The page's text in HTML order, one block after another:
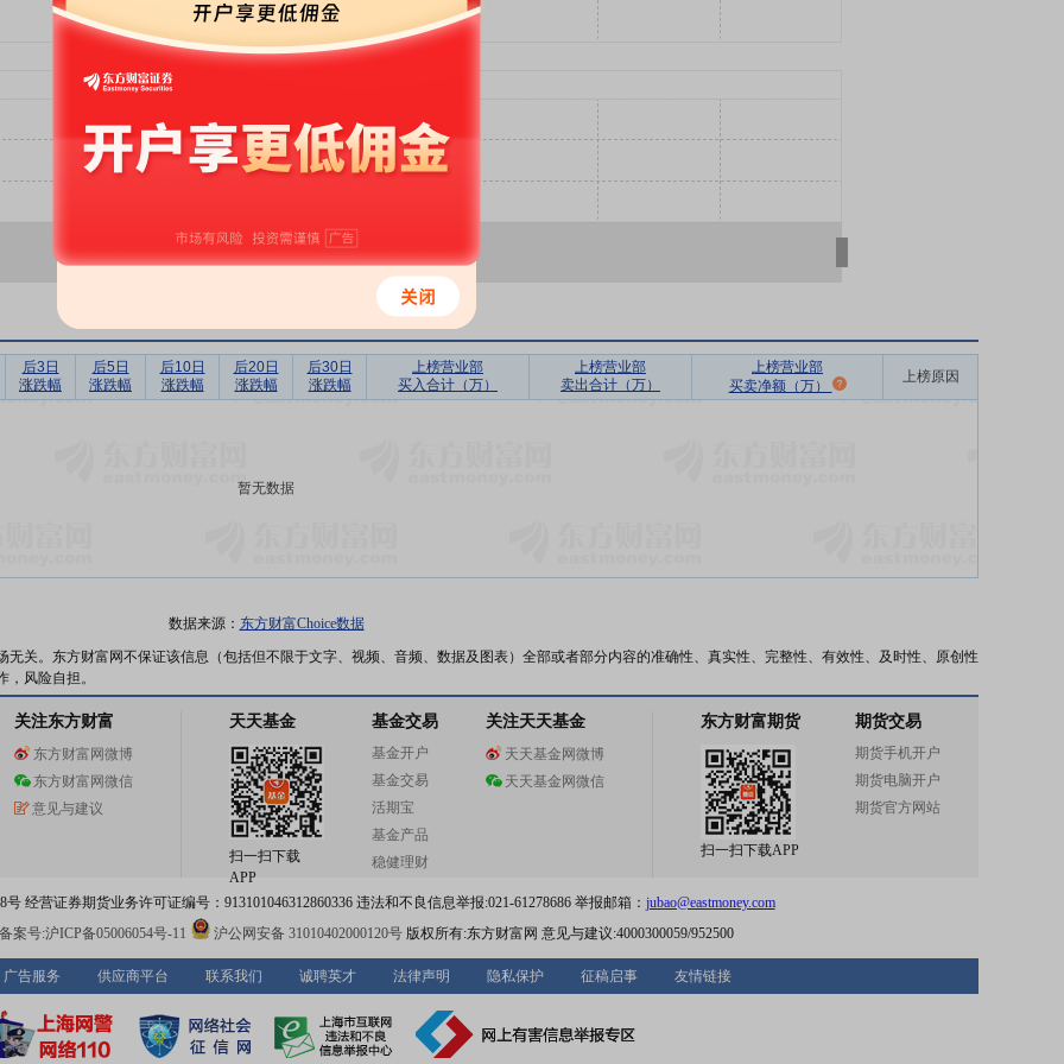
后3日
涨跌幅
后5日
涨跌幅
后10日
涨跌幅
后20日
涨跌幅
后30日
涨跌幅
上榜营业部
买入合计（万）
上榜营业部
卖出合计（万）
上榜营业部
买卖净额（万）
上榜原因
暂无数据
数据来源： 东方财富Choice数据
关。东方财富网不保证该信息（包括但不限于文字、视频、音频、数据及图表）全部或者部分内容的准确性、真实性、完整性、有效性、及时性、原创性
风险自担。